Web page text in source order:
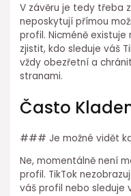
V závěru je tedy třeba
neposkytují přímou
profil. Nicméně
zjistit, kdo sleduje váš
vždy obezřetní a
stranami.
Často
### Je možné vidět
Ne, momentálně není
profil. TikTok
váš profil nebo sleduje